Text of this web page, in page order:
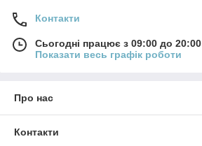
Контакти
Сьогодні працює з 09:00 до 20:00
Показати весь графік роботи
Про нас
Контакти